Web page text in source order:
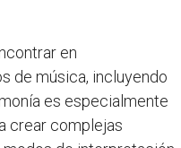
en
de música, incluyendo
es especialmente
crear complejas